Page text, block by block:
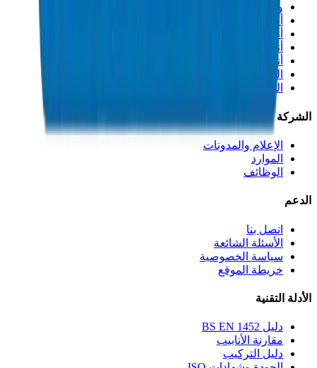
وصلات مجاري PVC
أنابيب القنوات PVC
أنابيب PP-R
أنابيب HDPE
أنابيب PEX
التصنيعات والإكسسوارات
المذيبات
الشركة
الإعلام والمدونات
الموارد
الوظائف
الدعم
اتصل بنا
الأسئلة الشائعة
سياسة الخصوصية
خريطة الموقع
الأدلة التقنية
دليل BS EN 1452
مقارنة الأنابيب
دليل التركيب